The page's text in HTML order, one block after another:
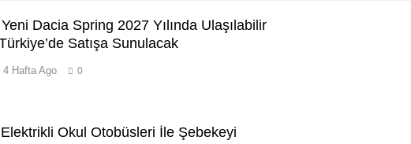
Dacia Spring 2027 Yılında Ulaşılabilir
Satışa Sunulacak
4 Hafta Ago 0
Okul Otobüsleri İle Şebekeyi